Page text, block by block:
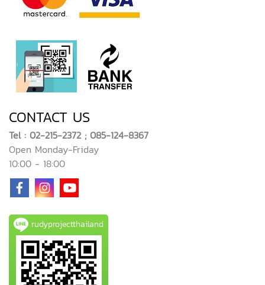
CONTACT US
Tel : 02-215-2372 ; 085-124-8367
Open Monday-Friday
10:00 - 18:00
rudyprojectthailand